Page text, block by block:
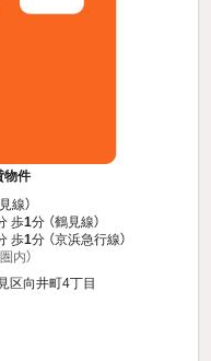
物件
線）
歩1分 （鶴見線）
歩1分 （京浜急行線）
内）
区向井町4丁目